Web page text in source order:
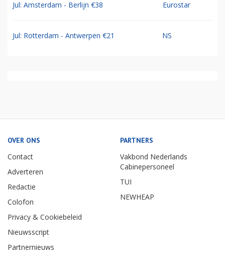
Jul: Amsterdam - Berlijn €38 Eurostar
Jul: Rotterdam - Antwerpen €21 NS
OVER ONS
Contact
Adverteren
Redactie
Colofon
Privacy & Cookiebeleid
Nieuwsscript
Partnernieuws
PARTNERS
Vakbond Nederlands
Cabinepersoneel
TUI
NEWHEAP